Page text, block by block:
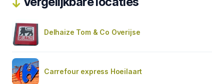
Delhaize Tom & Co Overijse
Carrefour express Hoeilaart